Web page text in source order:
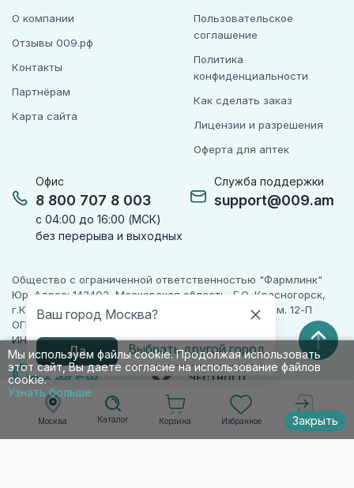
Москва
Ваш город Москва?
Да Выбрать другой город
Каталог Корзина Избранное Войти
Мы используем файлы cookie. Продолжая использовать
этот сайт, Вы даете согласие на использование файлов
cookie.
Узнать больше
Закрыть
Офис
8 800 707 8 003
с 04:00 до 16:00 (МСК)
без перерыва и выходных
Служба поддержки
support@009.am
О компании
Отзывы 009.рф
Контакты
Партнёрам
Карта сайта
Пользовательское
соглашение
Политика
конфиденциальности
Как сделать заказ
Лицензии и разрешения
Оферта для аптек
Общество с ограниченной ответственностью "Фармлинк"
Юр. Адрес: 143402, Московская область, Г.О. Красногорск,
г.Красногорск, ул. Жуковского, д. 17, помещ. III, ком. 12-П
ОГРН 1225000071955
ИНН 5024223277
ПАРТНЕР
ЧЕСТНОГО